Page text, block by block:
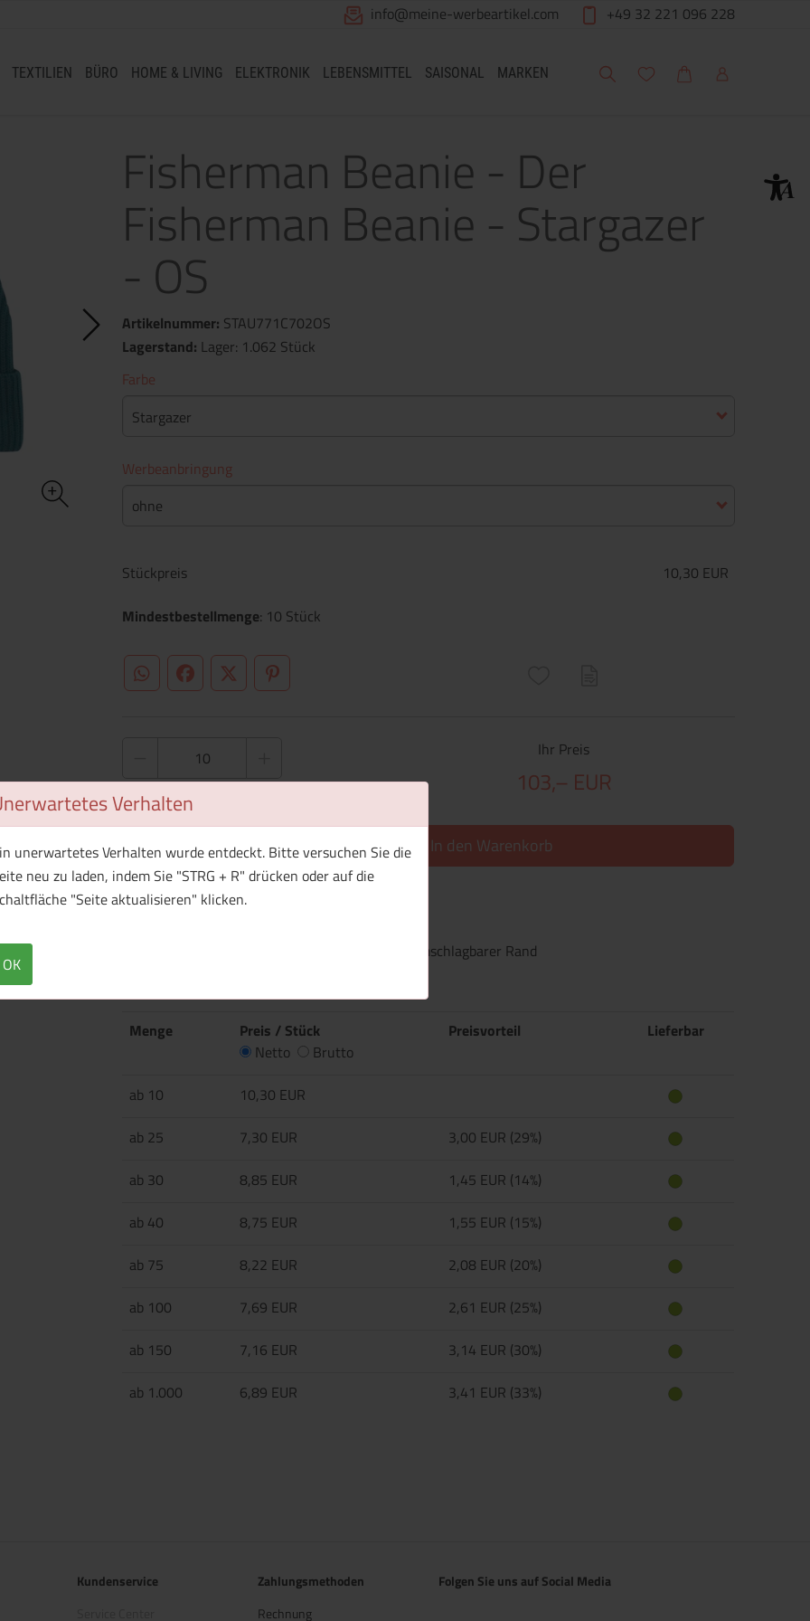
Verhalten
unerwartetes Verhalten wurde entdeckt. Bitte versuchen Sie die
neu zu laden, indem Sie "STRG + R" drücken oder auf die
"Seite aktualisieren" klicken.
OK
info@meine-werbeartikel.com +49 32 221 096 228
TEXTILIEN BÜRO HOME & LIVING ELEKTRONIK LEBENSMITTEL SAISONAL MARKEN Suche Meine Wunschliste
WarenkorbMein Account
Fisherman Beanie - Der
Fisherman Beanie - Stargazer
- OS
Artikelnummer: STAU771C702OS
Lagerstand: Lager: 1.062 Stück
Farbe
Stargazer
Werbeanbringung
ohne
Stückpreis
10,30 EUR
Mindestbestellmenge: 10 Stück
WhatsApp (#[creator\plugin\share\core\structs\SocialSharingServiceSettings]:only_chrome#)
FacebookTwitter (#[creator\plugin\share\core\structs\SocialSharingServiceSettings]:formaly_twitter#)
Pinterest
Ihr Preis
103,– EUR
In den Warenkorb
Überblick Technische Daten
Einlagige Beanie Vier Formnähte am Oberkopf Umschlagbarer Rand
Menge
Preis / Stück
Netto
Brutto
Preisvorteil Lieferbar
ab 10
10,30 EUR
ab 25
7,30 EUR
3,00 EUR (29%)
ab 30
8,85 EUR
1,45 EUR (14%)
ab 40
8,75 EUR
1,55 EUR (15%)
ab 75
8,22 EUR
2,08 EUR (20%)
ab 100
7,69 EUR
2,61 EUR (25%)
ab 150
7,16 EUR
3,14 EUR (30%)
ab 1.000
6,89 EUR 3,41 EUR (33%)
Kundenservice
Zahlungsmethoden
Rechnung
Folgen Sie uns auf Social Media